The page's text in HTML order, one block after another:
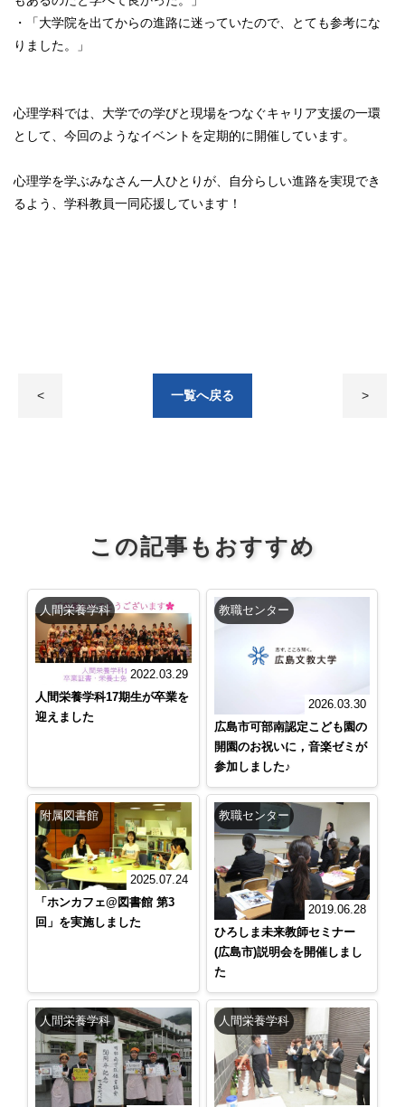
・「大学院を出てからの進路に迷っていたので、とても参考にな
りました。」
心理学科では、大学での学びと現場をつなぐキャリア支援の一環
として、今回のようなイベントを定期的に開催しています。
心理学を学ぶみなさん一人ひとりが、自分らしい進路を実現でき
るよう、学科教員一同応援しています！
< 一覧へ戻る >
この記事もおすすめ
人間栄養学科
2022.03.29
人間栄養学科17期生が卒業を
迎えました
教職センター
2026.03.30
広島市可部南認定こども園の
開園のお祝いに，音楽ゼミが
参加しました♪
附属図書館
2025.07.24
「ホンカフェ@図書館 第3
回」を実施しました
教職センター
2019.06.28
ひろしま未来教師セミナー
(広島市)説明会を開催しまし
た
人間栄養学科 人間栄養学科